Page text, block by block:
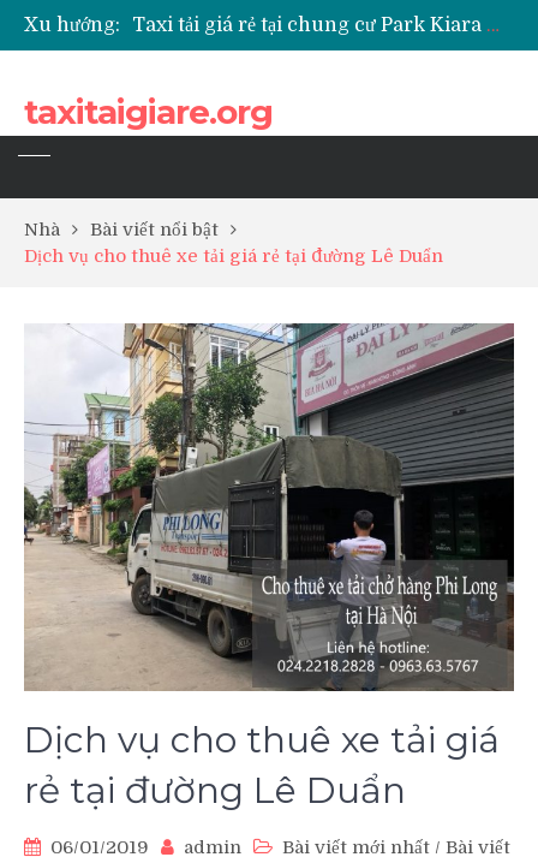
Xu hướng:
Taxi tải giá rẻ tại chung cư Park Kiara Hà Đông
Taxi tải giá rẻ tại chung cư Grande Park Phú Lãm
taxitaigiare.org
Nhà
Bài viết nổi bật
Dịch vụ cho thuê xe tải giá rẻ tại đường Lê Duẩn
Dịch vụ cho thuê xe tải giá
rẻ tại đường Lê Duẩn
06/01/2019 admin Bài viết mới nhất / Bài viết